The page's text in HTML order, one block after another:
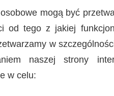
mogą być
od tego z jakiej
w
naszej strony
w celu: